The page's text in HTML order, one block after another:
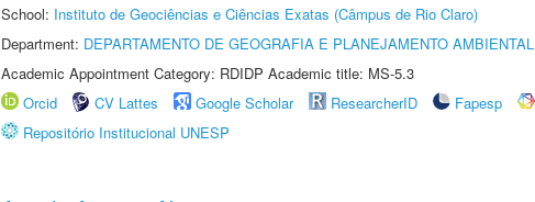
School: Instituto de Geociências e Ciências Exatas (Câmpus de Rio Claro)
Department: DEPARTAMENTO DE GEOGRAFIA E PLANEJAMENTO AMBIENTAL
Academic Appointment Category: RDIDP Academic title: MS-5.3
Orcid
CV Lattes Google Scholar ResearcherID Fapesp
Repositório Institucional UNESP